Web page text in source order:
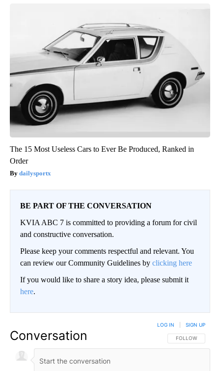
The 15 Most Useless Cars to Ever Be Produced, Ranked in
Order
dailysportx
BE PART OF THE CONVERSATION
KVIA ABC 7 is committed to providing a forum for civil
and constructive conversation.
Please keep your comments respectful and relevant. You
can review our Community Guidelines by clicking here
If you would like to share a story idea, please submit it
here.
Conversation FOLLOW THIS
FOLLOW
LOG IN SIGN UP